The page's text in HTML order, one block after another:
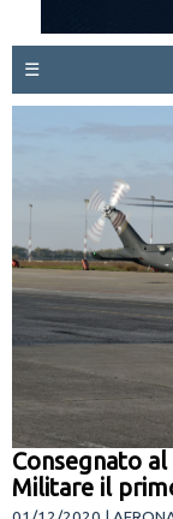
☰
Consegnato
Militare il